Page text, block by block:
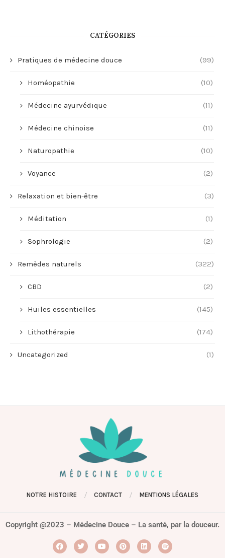
CATÉGORIES
Pratiques de médecine douce (99)
Homéopathie (10)
Médecine ayurvédique (11)
Médecine chinoise (11)
Naturopathie (10)
Voyance (2)
Relaxation et bien-être (3)
Méditation (1)
Sophrologie (2)
Remèdes naturels (322)
CBD (2)
Huiles essentielles (145)
Lithothérapie (174)
Uncategorized (1)
NOTRE HISTOIRE CONTACT MENTIONS LÉGALES
Copyright @2023 – Médecine Douce – La santé, par la douceur.